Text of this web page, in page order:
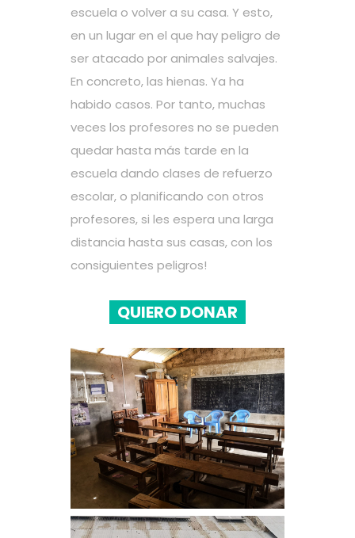
escuela o volver a su casa. Y esto,
en un lugar en el que hay peligro de
ser atacado por animales salvajes.
En concreto, las hienas. Ya ha
habido casos. Por tanto, muchas
veces los profesores no se pueden
quedar hasta más tarde en la
escuela dando clases de refuerzo
escolar, o planificando con otros
profesores, si les espera una larga
distancia hasta sus casas, con los
consiguientes peligros!
QUIERO DONAR